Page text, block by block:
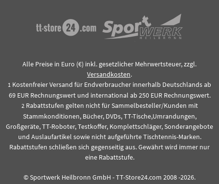
Alle Preise in Euro (€) inkl. gesetzlicher Mehrwertsteuer, zzgl.
Versandkosten.
1 Kostenfreier Versand für Endverbraucher innerhalb Deutschlands ab
69 EUR Rechnungswert und international ab 250 EUR Rechnungswert.
2Rabattstufen gelten nicht für Sammelbesteller/Kunden mit
Stammkonditionen, Bücher, DVDs, TT-Tische,Umrandungen,
Großgeräte, TT-Roboter, Testkoffer, Komplettschläger, Sonderangebote
und Auslaufartikel sowie nicht aufgeführte Tischtennis-Marken.
Rabattstufen schließen sich gegenseitig aus. Gewährt wird immer nur
eine Rabattstufe.
© Sportwerk Heilbronn GmbH - TT-Store24.com 2008 -2026.